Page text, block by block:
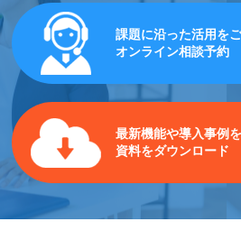
課題に沿った活用を
オンライン相談予約
最新機能や導入事例
資料をダウンロード